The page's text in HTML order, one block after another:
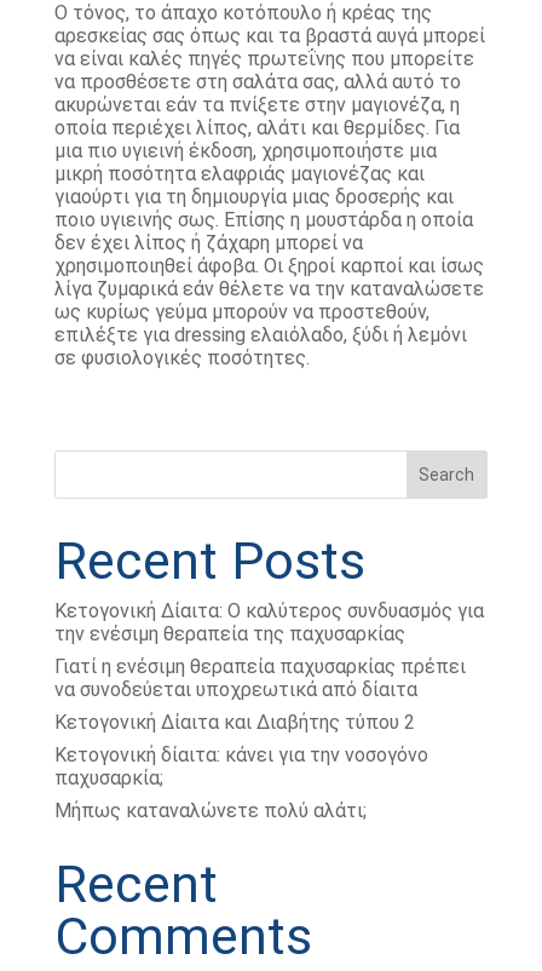
Ο τόνος, το άπαχο κοτόπουλο ή κρέας της
αρεσκείας σας όπως και τα βραστά αυγά μπορεί
να είναι καλές πηγές πρωτεΐνης που μπορείτε
να προσθέσετε στη σαλάτα σας, αλλά αυτό το
ακυρώνεται εάν τα πνίξετε στην μαγιονέζα, η
οποία περιέχει λίπος, αλάτι και θερμίδες. Για
μια πιο υγιεινή έκδοση, χρησιμοποιήστε μια
μικρή ποσότητα ελαφριάς μαγιονέζας και
γιαούρτι για τη δημιουργία μιας δροσερής και
ποιο υγιεινής σως. Επίσης η μουστάρδα η οποία
δεν έχει λίπος ή ζάχαρη μπορεί να
χρησιμοποιηθεί άφοβα. Οι ξηροί καρποί και ίσως
λίγα ζυμαρικά εάν θέλετε να την καταναλώσετε
ως κυρίως γεύμα μπορούν να προστεθούν,
επιλέξτε για dressing ελαιόλαδο, ξύδι ή λεμόνι
σε φυσιολογικές ποσότητες.
Search
Recent Posts
Κετογονική Δίαιτα: Ο καλύτερος συνδυασμός για
την ενέσιμη θεραπεία της παχυσαρκίας
Γιατί η ενέσιμη θεραπεία παχυσαρκίας πρέπει
να συνοδεύεται υποχρεωτικά από δίαιτα
Κετογονική Δίαιτα και Διαβήτης τύπου 2
Κετογονική δίαιτα: κάνει για την νοσογόνο
παχυσαρκία;
Μήπως καταναλώνετε πολύ αλάτι;
Recent
Comments